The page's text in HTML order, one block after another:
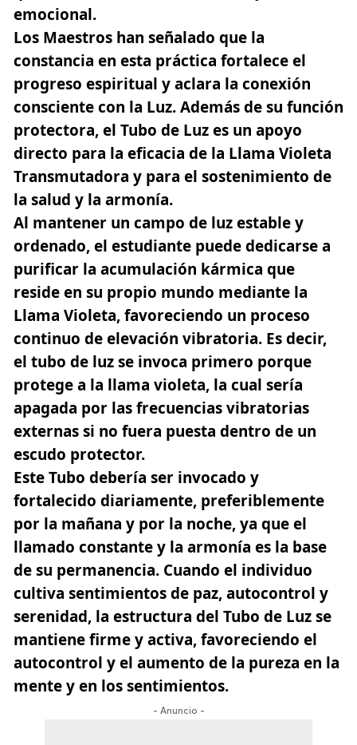
emocional.
Los Maestros han señalado que la
constancia en esta práctica fortalece el
progreso espiritual y aclara la conexión
consciente con la Luz. Además de su función
protectora, el Tubo de Luz es un apoyo
directo para la eficacia de la Llama Violeta
Transmutadora y para el sostenimiento de
la salud y la armonía.
Al mantener un campo de luz estable y
ordenado, el estudiante puede dedicarse a
purificar la acumulación kármica que
reside en su propio mundo mediante la
Llama Violeta, favoreciendo un proceso
continuo de elevación vibratoria. Es decir,
el tubo de luz se invoca primero porque
protege a la llama violeta, la cual sería
apagada por las frecuencias vibratorias
externas si no fuera puesta dentro de un
escudo protector.
Este Tubo debería ser invocado y
fortalecido diariamente, preferiblemente
por la mañana y por la noche, ya que el
llamado constante y la armonía es la base
de su permanencia. Cuando el individuo
cultiva sentimientos de paz, autocontrol y
serenidad, la estructura del Tubo de Luz se
mantiene firme y activa, favoreciendo el
autocontrol y el aumento de la pureza en la
mente y en los sentimientos.
- Anuncio -